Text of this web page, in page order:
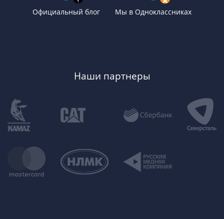
Официальный блог Мы в Одноклассниках
Наши партнеры